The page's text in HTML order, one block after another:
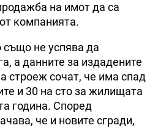
на имот да са
компанията.
също не успява да
а данните за издадените
строеж сочат, че има спад
и 30 на сто за жилищата
година. Според
че и новите сгради,